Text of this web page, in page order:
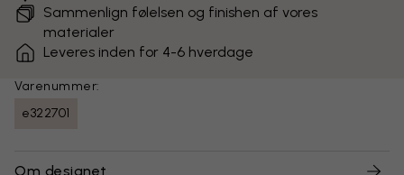
Sammenlign følelsen og finishen af vores
materialer
Leveres inden for 4-6 hverdage
Varenummer:
e322701
Om designet